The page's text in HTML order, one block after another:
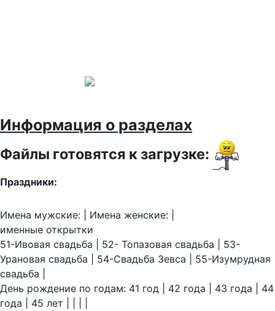
Информация о разделах
Файлы готовятся к загрузке:
Праздники:
Имена мужские: | Имена женские: |
именные открытки
51-Ивовая свадьба | 52- Топазовая свадьба | 53-
Урановая свадьба | 54-Свадьба Зевса | 55-Изумрудная
свадьба |
День рождение по годам: 41 год | 42 года | 43 года | 44
года | 45 лет | | | |